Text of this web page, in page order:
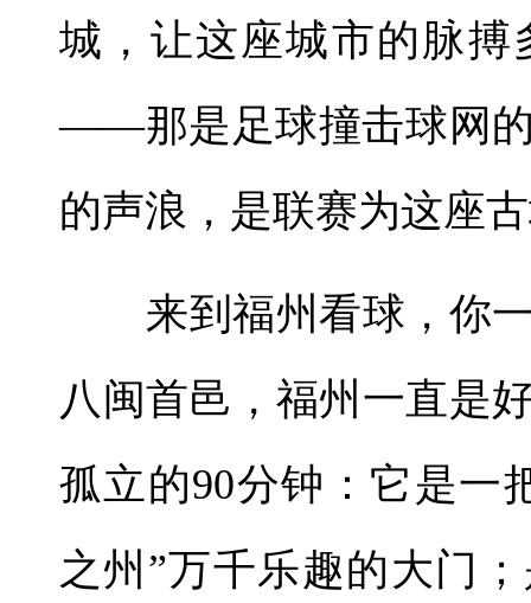
城，让这座城市的脉
——那是足球撞击球网
的声浪，是联赛为这座
来到福州看球，你一
八闽首邑，福州一直是
孤立的90分钟：它是一
之州”万千乐趣的大门